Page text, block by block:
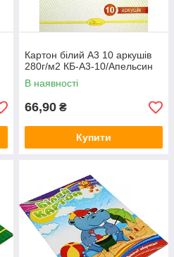
Картон білий А3 10 аркушів
280г/м2 КБ-А3-10/Апельсин
В наявності
66,90 ₴
Купити